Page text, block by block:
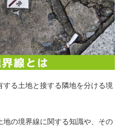
する土地と接する隣地を分ける境
地の境界線に関する知識や、その